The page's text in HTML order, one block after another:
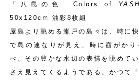
「八島の色 Colors of
50x120cm 油彩8枚組
屋島より眺める瀬戸の島々は、時に
で島の連なりが見え、時に霞がかり
べ、その豊かな水辺の表情を眺めて
さえ見えてくるようである。かつて